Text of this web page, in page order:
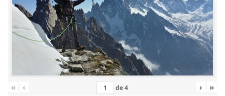
« ‹ de4 › »